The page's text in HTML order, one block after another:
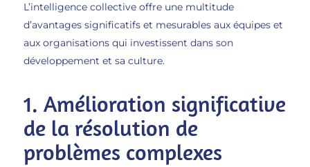
L’intelligence collective offre une multitude
d’avantages significatifs et mesurables aux équipes et
aux organisations qui investissent dans son
développement et sa culture.
1. Amélioration significative
de la résolution de
problèmes complexes